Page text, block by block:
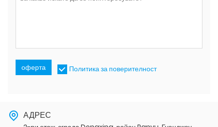
оферта Политика за поверителност
АДРЕС